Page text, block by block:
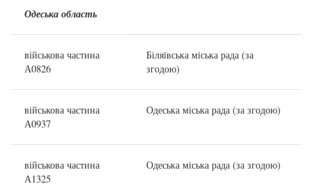
Одеська область
військова частина
А0826
Біляївська міська рада (за
згодою)
військова частина
А0937
Одеська міська рада (за згодою)
військова частина
А1325
Одеська міська рада (за згодою)